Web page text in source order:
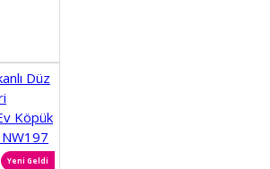
Yeni Geldi